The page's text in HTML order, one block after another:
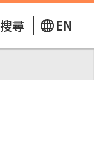
搜尋 EN